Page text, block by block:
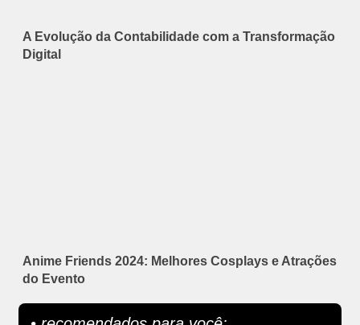
A Evolução da Contabilidade com a Transformação
Digital
Anime Friends 2024: Melhores Cosplays e Atrações
do Evento